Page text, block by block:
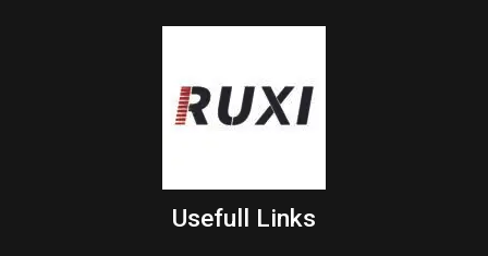
Usefull Links